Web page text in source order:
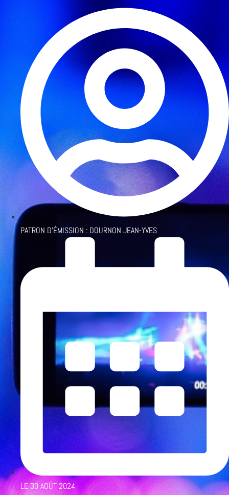
PATRON D'ÉMISSION : DOURNON JEAN-YVES
LE30 AOÛT 2024